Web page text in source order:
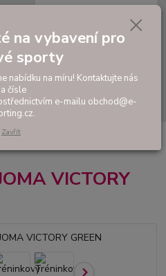
Hledat
0,00 Kč
VICTORY
na vybavení pro
sporty
nabídku na míru! Kontaktujte nás
čísle
e-mailu obchod@e-
Zavřít